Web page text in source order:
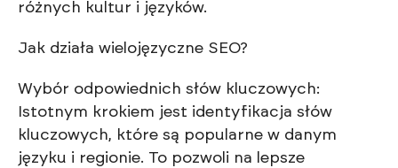
różnych kultur i języków.
Jak działa wielojęzyczne SEO?
Wybór odpowiednich słów kluczowych:
Istotnym krokiem jest identyfikacja słów
kluczowych, które są popularne w danym
języku i regionie. To pozwoli na lepsze